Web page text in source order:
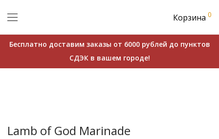
Корзина 0
Бесплатно доставим заказы от 6000 рублей до пунктов
СДЭК в вашем городе!
Lamb of God Marinade